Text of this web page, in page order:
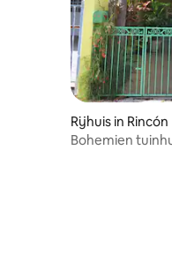
Rijhuis in Rincón
Bohemien